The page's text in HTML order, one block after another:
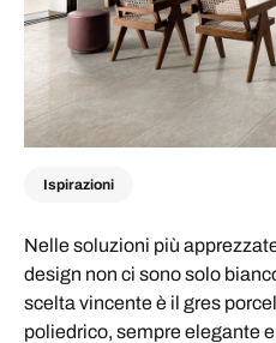
Ispirazioni
Nelle soluzioni più
design non ci sono solo
scelta vincente è il gres
poliedrico, sempre elegante